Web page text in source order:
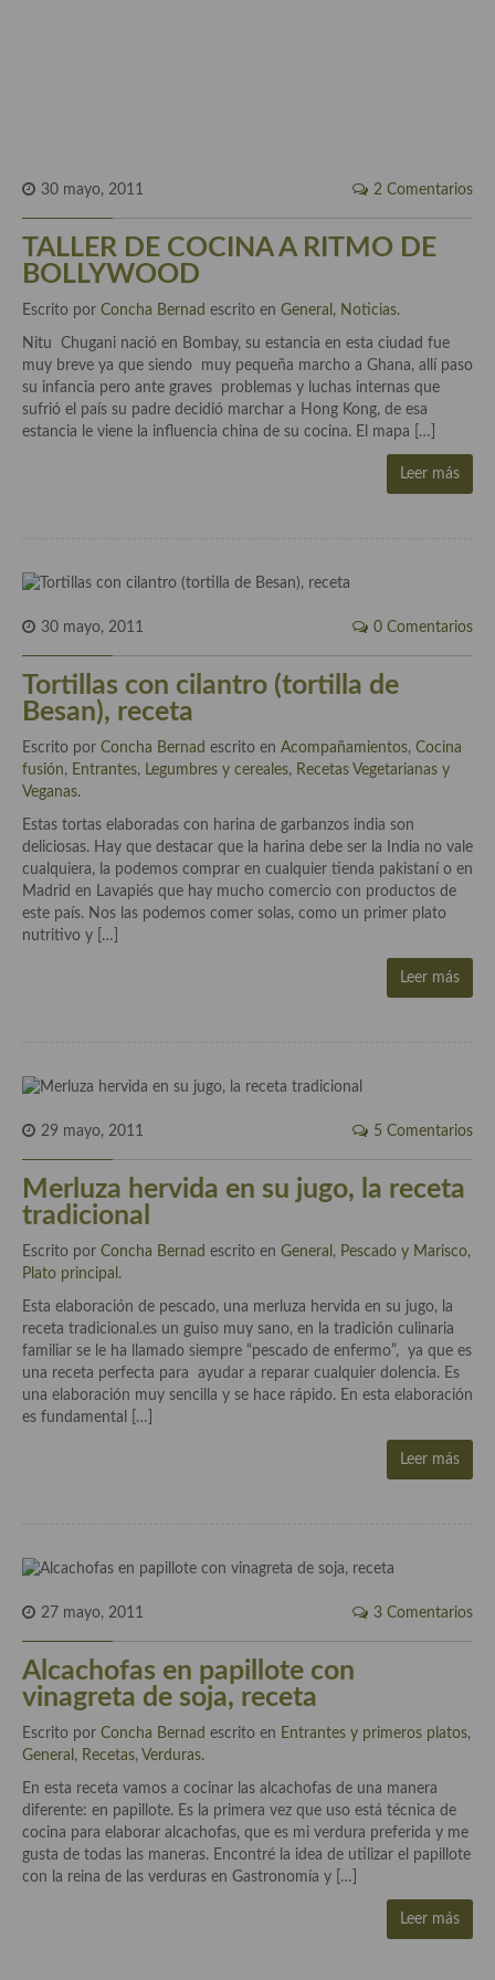
Viajes eno-gastro-turísticos
En El Candelero
Prensa
Recetas
Acompañamientos
Especias, mezclas de especias
Hierbas aromáticas
Mojos y pastas
Sales y polvos
Salsas y mojos
Adobos
Aperitivos
Bebidas
Bocadillos, hamburguesas, sándwich, emparedados, tostas y
Ensaladas
Entrantes
Gazpachos, salmorejos, sopas y cremas frías
Quínoa
Pasta
Arroces Y fideuás
Legumbres y cereales
Cuscús
Masas elaboradas con harina, pizzas, quiches y demás
Aves
Carne
Pescado y Marisco
Postres y dulces
Postres con frutas
Quesos, recetas
Salazones y encurtidos
Recetas Especiales
30 mayo, 2011 2 Comentarios
TALLER DE COCINA A RITMO DE
BOLLYWOOD
Escrito por Concha Bernad escrito en General , Noticias.
Nitu Chugani nació en Bombay, su estancia en esta ciudad fue
muy breve ya que siendo muy pequeña marcho a Ghana, allí paso
su infancia pero ante graves problemas y luchas internas que
sufrió el país su padre decidió marchar a Hong Kong, de esa
estancia le viene la influencia china de su cocina. El mapa […]
Leer más
30 mayo, 2011 0 Comentarios
Tortillas con cilantro (tortilla de
Besan), receta
Escrito por Concha Bernad escrito en Acompañamientos, Cocina
fusión, Entrantes, Legumbres y cereales, Recetas Vegetarianas y
Veganas.
Estas tortas elaboradas con harina de garbanzos india son
deliciosas. Hay que destacar que la harina debe ser la India no vale
cualquiera, la podemos comprar en cualquier tienda pakistaní o en
Madrid en Lavapiés que hay mucho comercio con productos de
este país. Nos las podemos comer solas, como un primer plato
nutritivo y […]
Leer más
29 mayo, 2011 5 Comentarios
Merluza hervida en su jugo, la receta
tradicional
Escrito por Concha Bernad escrito en General , Pescado y Marisco,
Plato principal .
Esta elaboración de pescado, una merluza hervida en su jugo, la
receta tradicional.es un guiso muy sano, en la tradición culinaria
familiar se le ha llamado siempre “pescado de enfermo”, ya que es
una receta perfecta para ayudar a reparar cualquier dolencia. Es
una elaboración muy sencilla y se hace rápido. En esta elaboración
es fundamental […]
Leer más
27 mayo, 2011 3 Comentarios
Alcachofas en papillote con
vinagreta de soja, receta
Escrito por Concha Bernad escrito en Entrantes y primeros platos,
General , Recetas, Verduras.
En esta receta vamos a cocinar las alcachofas de una manera
diferente: en papillote. Es la primera vez que uso está técnica de
cocina para elaborar alcachofas, que es mi verdura preferida y me
gusta de todas las maneras. Encontré la idea de utilizar el papillote
con la reina de las verduras en Gastronomía y […]
Leer más